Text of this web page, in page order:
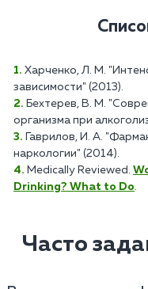
Харченко, Л. М.
зависимости" (2013).
Бехтерев, В. М.
организма при
Гаврилов, И. А.
наркологии" (2014).
Medically Reviewed.
Drinking? What to Do.
Часто